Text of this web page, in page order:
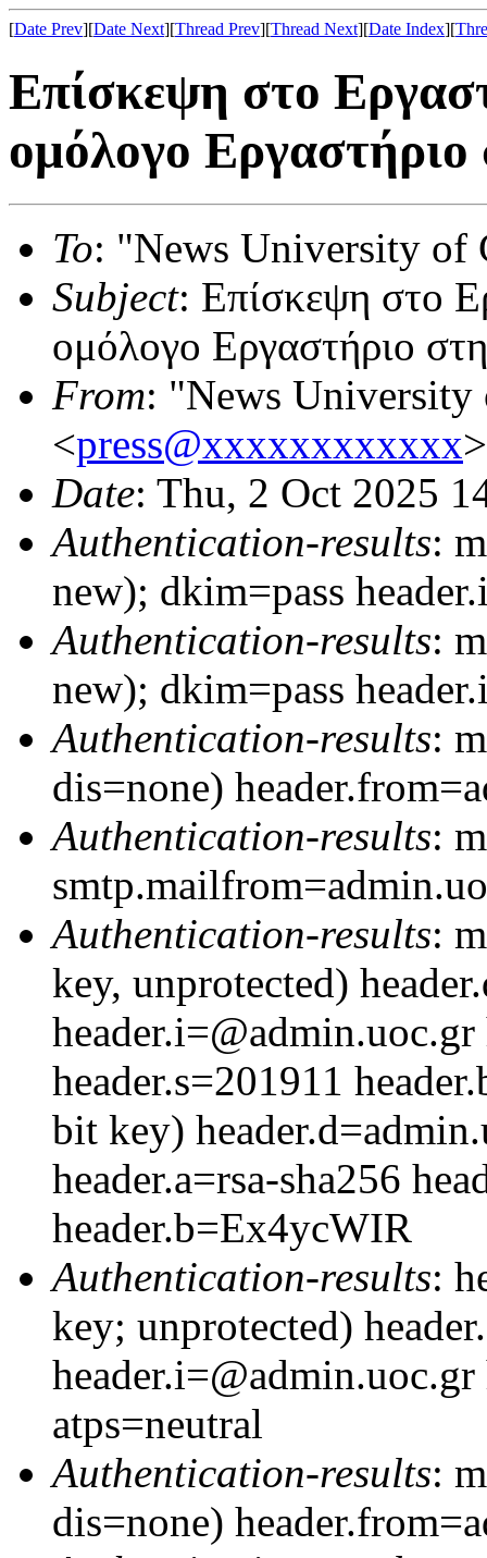
[Date Prev][Date Next][Thread Prev][Thread Next][Date Index][
Επίσκεψη στο
ομόλογο Εργαστήριο
To: "News University of
Subject: Επίσκεψη στο
ομόλογο Εργαστήριο
From: "News University
<press@xxxxxxxxxxxx>
Date: Thu, 2 Oct 2025
Authentication-results:
new); dkim=pass
Authentication-results:
new); dkim=pass
Authentication-results:
dis=none)
Authentication-results:
Authentication-results:
key, unprotected)
header.i=@admin.uoc.gr
header.s=201911
bit key)
header.a=rsa-sha256
header.b=Ex4ycWIR
Authentication-results:
key; unprotected)
atps=neutral
Authentication-results:
dis=none)